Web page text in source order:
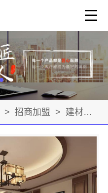
> 招商加盟 > 建材装饰